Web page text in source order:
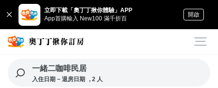
立即下載「奧丁丁揪你體驗」APP
App首購輸入 New100 滿千折百
開啟
一緒二咖啡民居
入住日期 ~ 退房日期 , 2 人